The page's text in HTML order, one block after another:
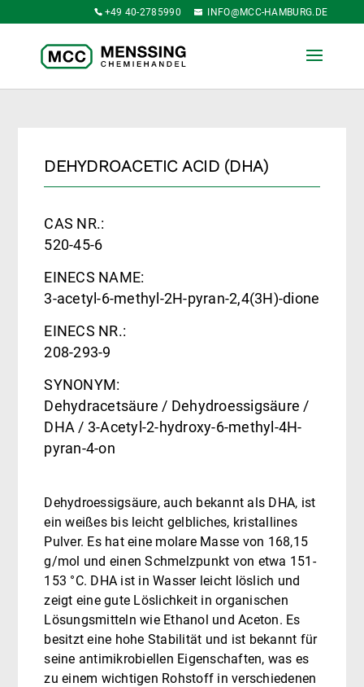
+49 40-2785990 INFO@MCC-HAMBURG.DE
DEHYDROACETIC ACID (DHA)
CAS NR.:
520-45-6
EINECS NAME:
3-acetyl-6-methyl-2H-pyran-2,4(3H)-dione
EINECS NR.:
208-293-9
SYNONYM:
Dehydracetsäure / Dehydroessigsäure /
DHA / 3-Acetyl-2-hydroxy-6-methyl-4H-
pyran-4-on
Dehydroessigsäure, auch bekannt als DHA, ist
ein weißes bis leicht gelbliches, kristallines
Pulver. Es hat eine molare Masse von 168,15
g/mol und einen Schmelzpunkt von etwa 151-
153 °C. DHA ist in Wasser leicht löslich und
zeigt eine gute Löslichkeit in organischen
Lösungsmitteln wie Ethanol und Aceton. Es
besitzt eine hohe Stabilität und ist bekannt für
seine antimikrobiellen Eigenschaften, was es
zu einem wichtigen Rohstoff in verschiedenen